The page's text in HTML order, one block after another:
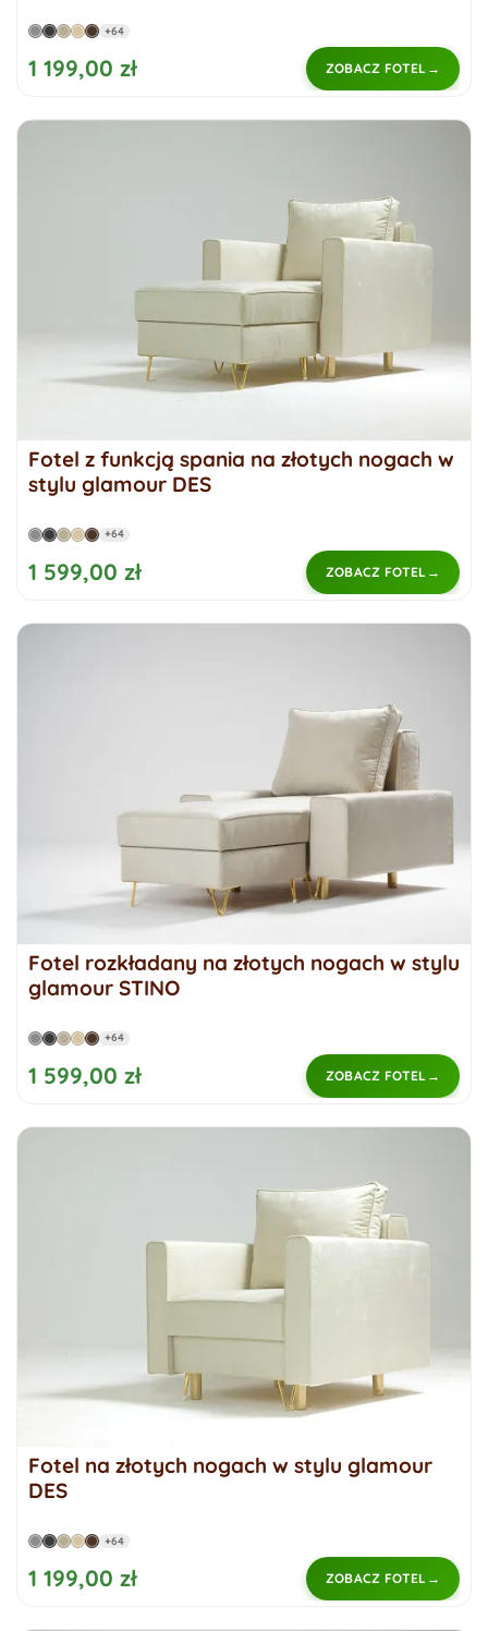
+64
1 199,00 zł ZOBACZ FOTEL
Fotel z funkcją spania na złotych nogach w
stylu glamour DES
+64
1 599,00 zł ZOBACZ FOTEL
Fotel rozkładany na złotych nogach w stylu
glamour STINO
+64
1 599,00 zł ZOBACZ FOTEL
Fotel na złotych nogach w stylu glamour
DES
+64
1 199,00 zł ZOBACZ FOTEL